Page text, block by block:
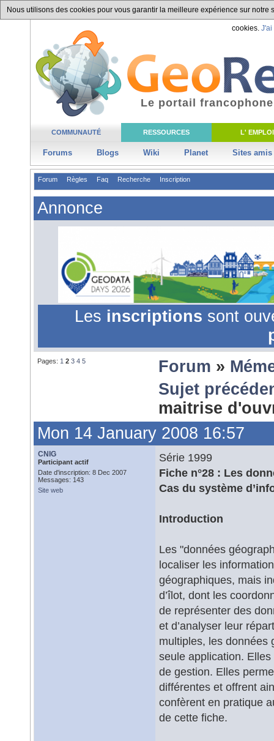
Nous utilisons des cookies pour vous garantir la meilleure expérience sur
cookies. J'ai
COMMUNAUTÉ RESSOURCES L' EMPLOI
Forums Blogs Wiki Planet Sites amis
Le portail
Forum Règles Faq Recherche Inscription
Annonce
Les inscriptions sont
Pages: 1 2 3 4 5 Forum »
Sujet
maitrise
Mon 14 January 2008 16:57
CNIG
Participant actif
Date d'inscription: 8 Dec 2007
Messages: 143
Site web
Série 1999
Fiche n°28 : Les
Cas du système
Introduction
Les "données
localiser les
géographiques, mais
d’îlot, dont les
de représenter des
et d’analyser leur
multiples, les données
seule application.
de gestion. Elles
différentes et offrent
confèrent en pratique
de cette fiche.